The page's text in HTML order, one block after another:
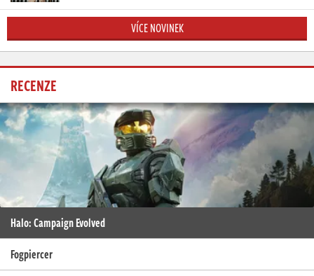
VÍCE NOVINEK
RECENZE
Halo: Campaign Evolved
Fogpiercer